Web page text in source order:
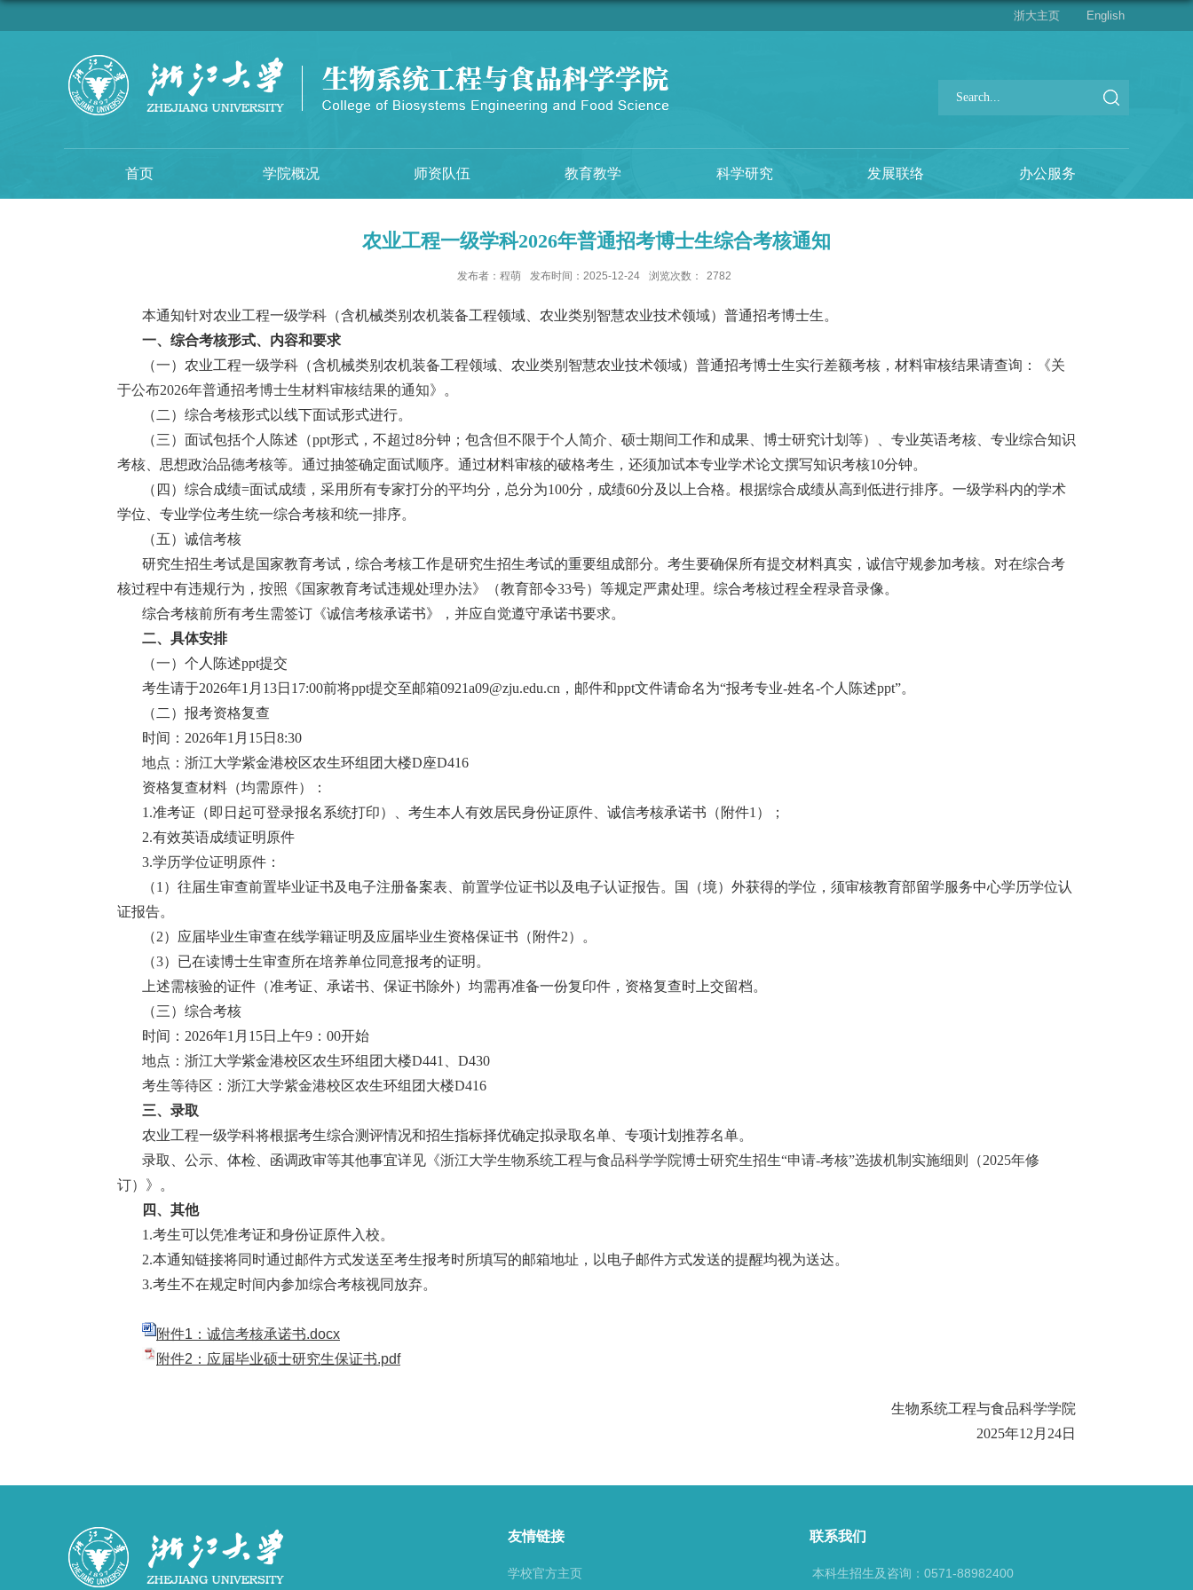
浙大主页 English
首页 学院概况 师资队伍 教育教学 科学研究 发展联络 办公服务
农业工程一级学科2026年普通招考博士生综合考核通知
发布者：程萌 发布时间：2025-12-24 浏览次数： 2782
本通知针对农业工程一级学科（含机械类别农机装备工程领域、农业类别智慧农业技术领域） 普通招考博士生。
一、综合考核形式、内容和要求
（一） 农业工程一级学科（含机械类别农机装备工程领域 农业类别智慧农业技术领域） 普通招考博士生实行差额考核， 材料审核结果请查询：
《关
于公布2026年普通招考博士生材料审核结果的通知》
。
（ 二 ）综合考核形式以线下面试形式进行。
（三）面试包括个人陈述（ppt形式，不超过8分钟；包含但不限于个人简介、硕士期间工作和成果、博士研究计划等）、专业英语考核、专业综合知识
考核、思想政治品德考核等。通过抽签确定面试顺序。通过材料审核的破格考生，还须加试本专业学术论文撰写知识考核10分钟。
（ 四 ）综合成绩=面试成绩，采用所有专家打分的平均分，总分为100分，成绩60分及 以上合格。根据综合成绩从高到低进行排序。一级学科内的学术
学位、专业学位考生统一综合考核和统一排序。
（五）诚信考核
研究生招生考试是国家教育考试，综合考核工作是研究生招生考试的重要组成部分。考生要确保所有提交材料真实，诚信守规参加考核。对在综合考
核过程中有违规行为，按照《国家教育考试违规处理办法》（教育部令33号）等规定严肃处理。综合考核过程全程录音录像。
综合考核前所有考生需签订《诚信考核承诺书》，并应自觉遵守承诺书要求。
二、 具体安排
（一） 个人陈述ppt提交
考生请于2026年1 月 13日 17:00前将ppt提交至邮箱0921a09@zju.edu.cn，邮件和ppt文件请命名为“报考专业-姓名-个人陈述ppt”。
（ 二 ） 报考资格复查
时间： 2026年1月 15日 8:30
地点：浙江大学紫金港校区农生环组团大楼D座D416
资格复查材料（均需原件）：
1.准考证（即日起可登录报名系统打印）、考生本人有效居民身份证原件、诚信考核承诺书（附件1）；
2.有效英语成绩证明原件
3.学历学位证明原件：
（1）往届生审查前置毕业证书及电子注册备案表、前置学位证书以及电子认证报告。国（境）外获得的学位，须审核教育部留学服务中心学历学位认
证报告。
（2）应届毕业生审查在线学籍证明及应届毕业生资格保证书（附件2）。
（3）已在读博士生审查所在培养单位同意报考的证明。
上述需核验的证件（准考证、承诺书、保证书除外）均需再准备一份复印件，资格复查时上交留档。
（三）综合考核
时间： 2026年1月 15日上午9：00开始
地点：浙江大学紫金港校区农生环组团大楼D441、D430
考生等待区：浙江大学紫金港校区农生环组团大楼D416
三、录取
农业工程一级学科将根据考生综合测评情况和招生指标择优确定拟录取名单、专项计划推荐名单。
录取、公示、体检
函调政审等其他事宜详见 《浙江大学生物系统工程与食品科学学院博士研究生招生“申请-考核”选拔机制实施细则（2025年修
订） 》
。
四、其他
1.考生可以凭准考证和身份证原件入校。
2.本通知链接将同时通过邮件方式发送至考生报考时所填写的邮箱地址，以电子邮件方式发送的提醒均视为送达。
3.考生不在规定时间内参加综合考核视同放弃。
附件1：诚信考核承诺书.docx
附件2：应届毕业硕士研究生保证书.pdf
生物系统工程与食品科学学院
2025年12月 24日
友情链接
学校官方主页
联系我们
本科生招生及咨询：0571-88982400